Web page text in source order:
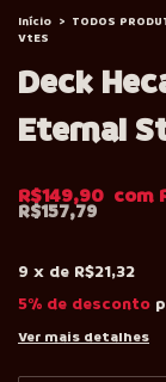
Início > TODOS
VtES
Deck
Eternal
R$157,79
R$149,90
9 x de R$21,32
5% de desconto
Ver mais detalhes